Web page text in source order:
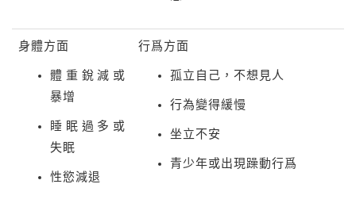
身體方面
體重銳減或
暴增
睡眠過多或
失眠
性慾減退
行爲方面
孤立自己，不想見人
行為變得緩慢
坐立不安
青少年或出現躁動行爲